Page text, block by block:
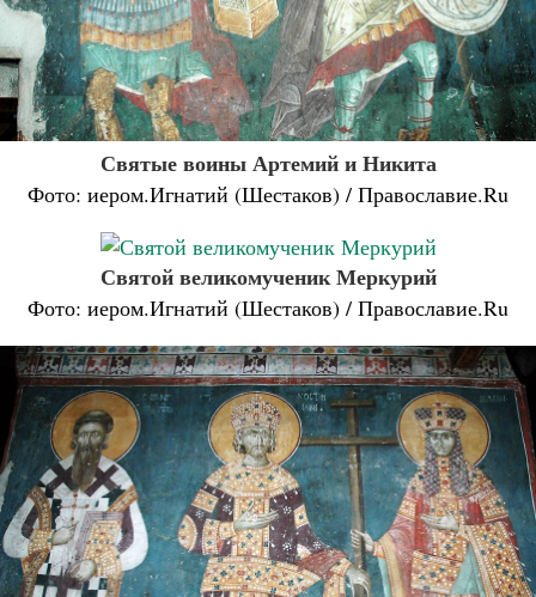
Святые воины Артемий и Никита
Фото: иером.Игнатий (Шестаков) / Православие.Ru
Святой великомученик Меркурий
Фото: иером.Игнатий (Шестаков) / Православие.Ru